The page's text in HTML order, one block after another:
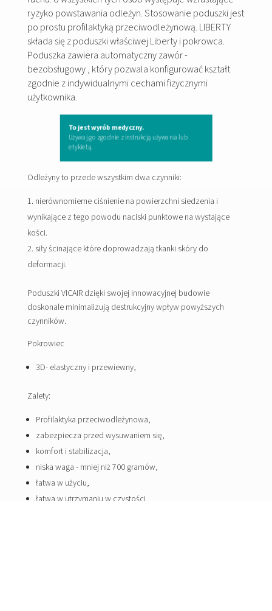
ryzyko powstawania odleżyn. Stosowanie poduszki jest
po prostu profilaktyką przeciwodleżynową. LIBERTY
składa się z poduszki właściwej Liberty i pokrowca.
Poduszka zawiera automatyczny zawór -
bezobsługowy , który pozwala konfigurować kształt
zgodnie z indywidualnymi cechami fizycznymi
użytkownika.
To jest wyrób medyczny.
Używaj go zgodnie z instrukcją używania lub
etykietą.
Odleżyny to przede wszystkim dwa czynniki:
nierównomierne ciśnienie na powierzchni siedzenia i
wynikające z tego powodu naciski punktowe na wystające
kości.
siły ścinające które doprowadzają tkanki skóry do
deformacji.
Poduszki VICAIR dzięki swojej innowacyjnej budowie
doskonale minimalizują destrukcyjny wpływ powyższych
czynników.
Pokrowiec
3D- elastyczny i przewiewny,
Zalety:
Profilaktyka przeciwodleżynowa,
zabezpiecza przed wysuwaniem się,
komfort i stabilizacja,
niska waga - mniej niż 700 gramów,
łatwa w użyciu,
łatwa w utrzymaniu w czystości,